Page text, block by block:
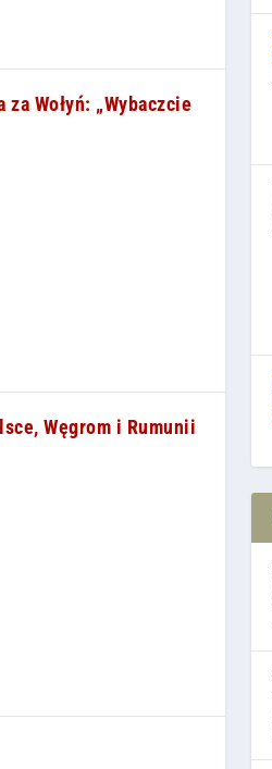
Wołyń: „Wybaczcie
Węgrom i Rumunii